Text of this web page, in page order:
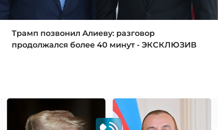
Трамп позвонил Алиеву: разговор
продолжался более 40 минут - ЭКСКЛЮЗИВ